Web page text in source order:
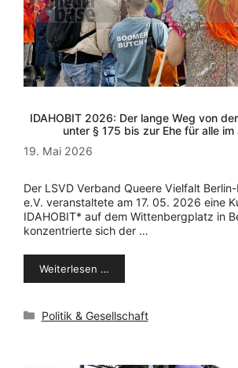
IDAHOBIT 2026: Der lange Weg von
unter § 175 bis zur Ehe für alle
19. Mai 2026
Der LSVD Verband Queere Vielfalt
e.V. veranstaltete am 17. 05. 2026 eine
IDAHOBIT* auf dem Wittenbergplatz in
konzentrierte sich der …
Weiterlesen …
Kategorien
Politik & Gesellschaft